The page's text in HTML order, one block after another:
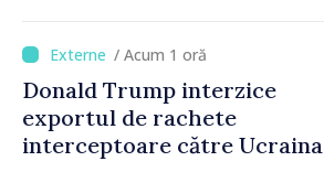
iar diaspora poate juca un
rol important în promovarea
și susținerea acestui
parcurs”
/ Acum 1 oră
Donald Trump interzice
exportul de rachete
interceptoare către Ucraina